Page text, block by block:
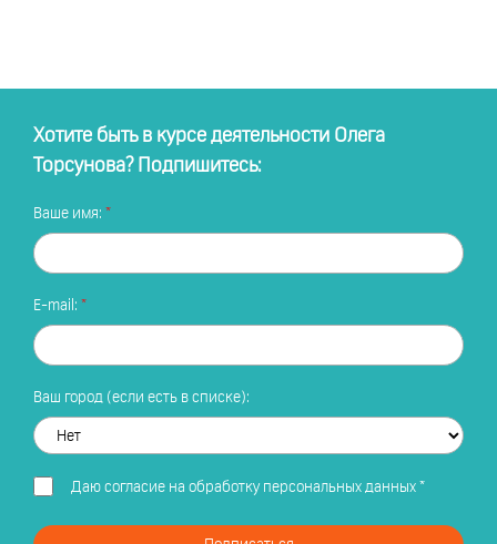
Хотите быть в курсе деятельности Олега
Торсунова? Подпишитесь:
Ваше имя:
E-mail:
Ваш город (если есть в списке):
Даю согласие на обработку персональных данных*